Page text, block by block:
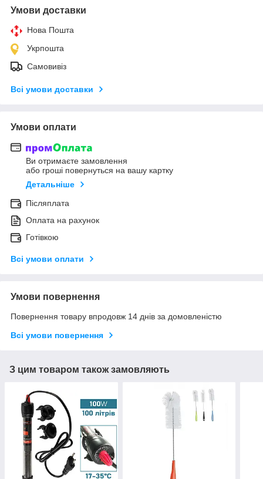
Умови доставки
Нова Пошта
Укрпошта
Самовивіз
Всі умови доставки
Умови оплати
Ви отримаєте замовлення
або гроші повернуться на вашу картку
Детальніше
Післяплата
Оплата на рахунок
Готівкою
Всі умови оплати
Умови повернення
Повернення товару впродовж 14 днів за домовленістю
Всі умови повернення
З цим товаром також замовляють